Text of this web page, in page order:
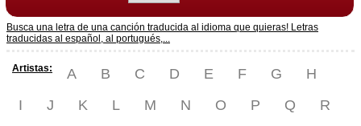
Busca una letra de una canción traducida al idioma que quieras! Letras
traducidas al español, al portugués,...
Artistas: A B C D E F G
H
I
J K L M N O P Q
R